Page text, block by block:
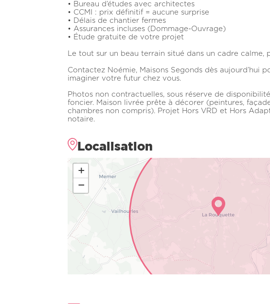
• Bureau d’études avec architectes
• CCMI : prix définitif = aucune surprise
• Délais de chantier fermes
• Assurances incluses (Dommage-Ouvrage)
• Étude gratuite de votre projet
Le tout sur un beau terrain situé dans un cadre calme,
Contactez Noémie, Maisons Segonds dès aujourd’hui
imaginer votre futur chez vous.
Photos non contractuelles, sous réserve de
foncier. Maison livrée prête à décorer (peintures,
chambres non compris). Projet Hors VRD et Hors
notaire.
Localisation
+
−